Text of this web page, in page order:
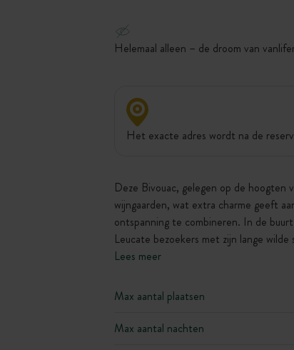
Helemaal alleen – de droom van
Het exacte adres wordt na de
Deze Bivouac, gelegen op de
wijngaarden, wat extra charme geeft
ontspanning te combineren. In de
Leucate bezoekers met zijn lange
Lees meer
Max aantal plaatsen
Max aantal nachten